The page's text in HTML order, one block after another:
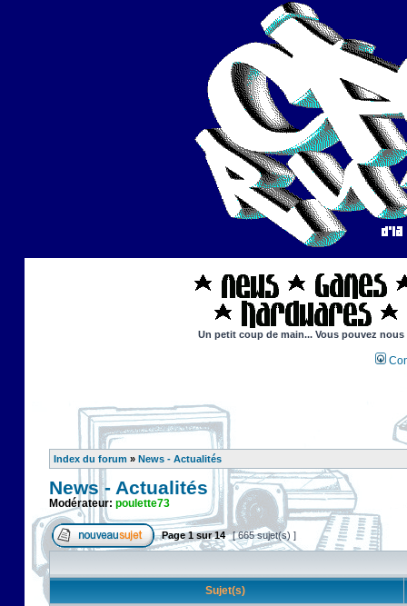
Un petit coup de main... Vous pouvez
Index du forum » News - Actualités
News - Actualités
Modérateur: poulette73
Page1sur14 [ 665 sujet(s) ]
Sujet(s)